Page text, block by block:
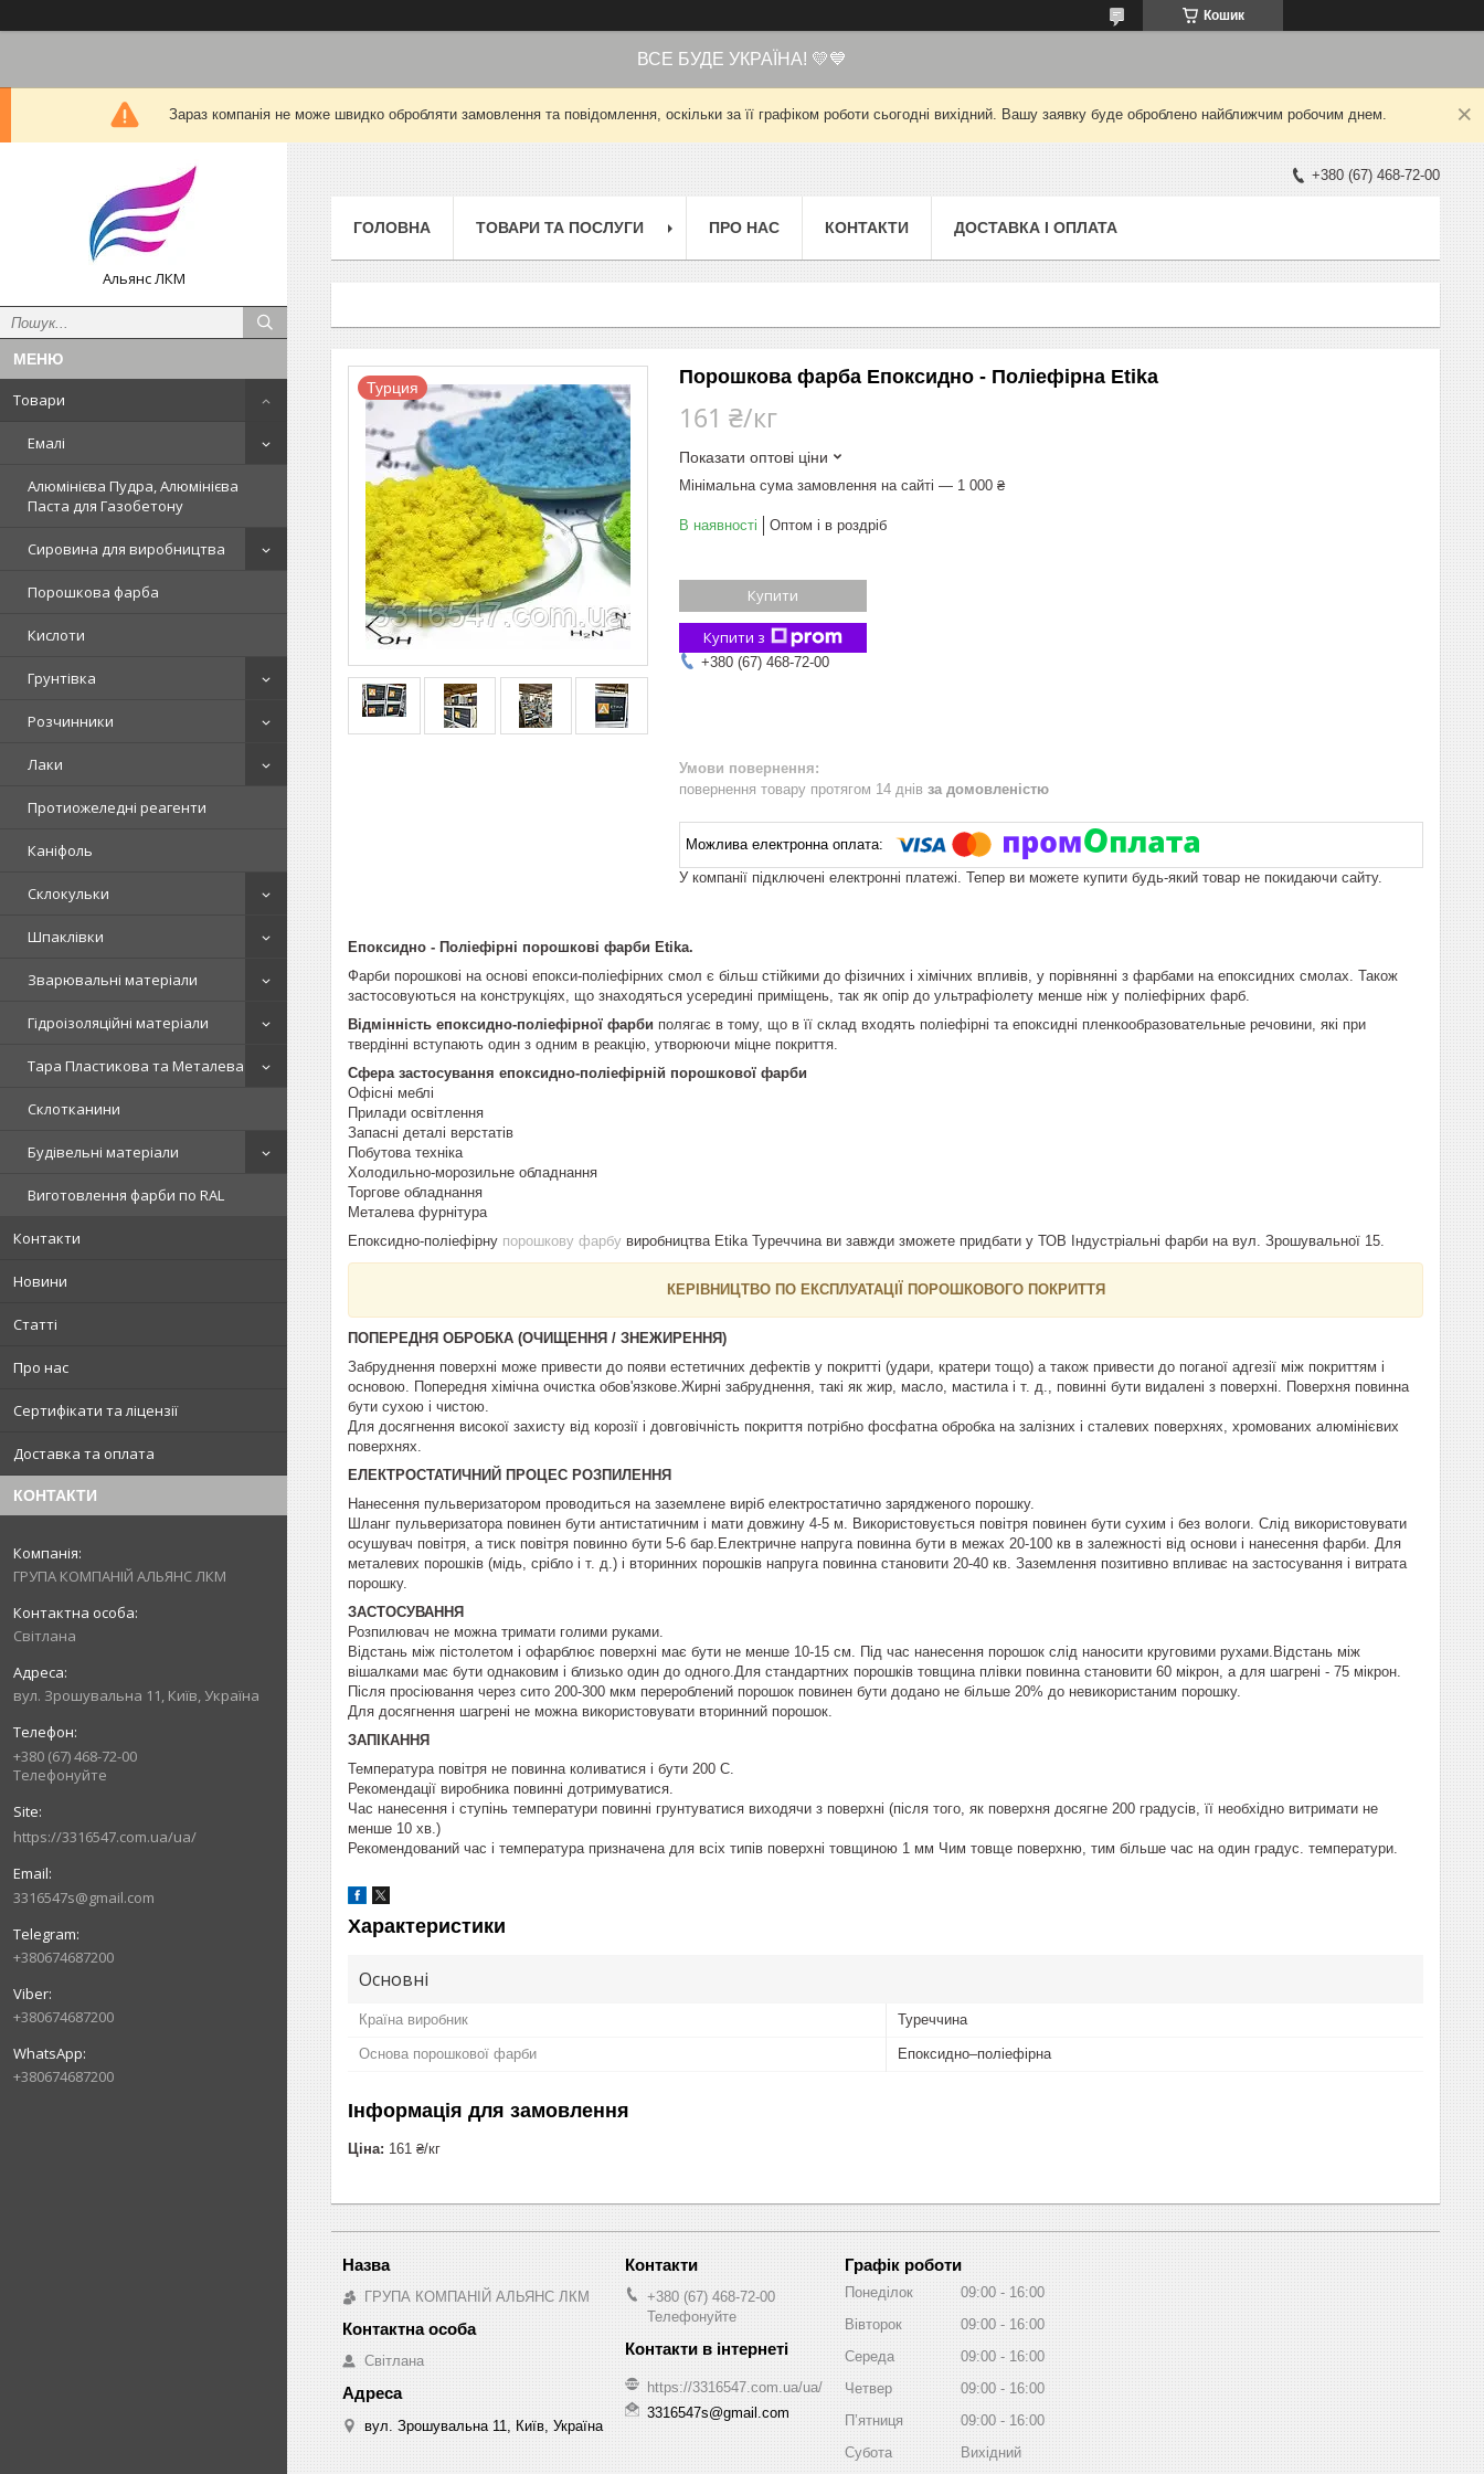
Кошик
ВСЕ БУДЕ УКРАЇНА! 💛💙
Зараз компанія не може швидко обробляти замовлення та повідомлення, оскільки за її графіком роботи сьогодні вихідний. Вашу заявку буде оброблено найближчим робочим днем.
Альянс ЛКМ
Товари
Емалі
Алюмінієва Пудра, Алюмінієва
Паста для Газобетону
Сировина для виробництва
Порошкова фарба
Кислоти
Грунтівка
Розчинники
Лаки
Протиожеледні реагенти
Каніфоль
Склокульки
Шпаклівки
Зварювальні матеріали
Гідроізоляційні матеріали
Тара Пластикова та Металева
Склотканини
Будівельні матеріали
Виготовлення фарби по RAL
Контакти
Новини
Статті
Про нас
Сертифікати та ліцензії
Доставка та оплата
КОНТАКТИ
ГРУПА КОМПАНІЙ АЛЬЯНС ЛКМ
Світлана
вул. Зрошувальна 11, Київ, Україна
+380 (67) 468-72-00
Телефонуйте
https://3316547.com.ua/ua/
3316547s@gmail.com
+380674687200
+380674687200
+380674687200
+380 (67) 468-72-00
ГОЛОВНА ТОВАРИ ТА ПОСЛУГИ ПРО НАС КОНТАКТИ ДОСТАВКА І ОПЛАТА
Турция Порошкова фарба Епоксидно - Поліефірна Etika
161 ₴/кг
Показати оптові ціни
Мінімальна сума замовлення на сайті — 1 000 ₴
В наявності Оптом і в роздріб
Купити
Купити з
+380 (67) 468-72-00
повернення товару протягом 14 днів за домовленістю
У компанії підключені електронні платежі. Тепер ви можете купити будь-який товар не покидаючи сайту.
Епоксидно - Поліефірні порошкові фарби Etika.
Фарби порошкові на основі епокси-поліефірних смол є більш стійкими до фізичних і хімічних впливів, у порівнянні з фарбами на епоксидних смолах. Також
застосовуються на конструкціях, що знаходяться усередині приміщень, так як опір до ультрафіолету менше ніж у поліефірних фарб.
Відмінність епоксидно-поліефірної фарби полягає в тому, що в її склад входять поліефірні та епоксидні пленкообразовательные речовини, які при
твердінні вступають один з одним в реакцію, утворюючи міцне покриття.
Сфера застосування епоксидно-поліефірній порошкової фарби
Офісні меблі
Прилади освітлення
Запасні деталі верстатів
Побутова техніка
Холодильно-морозильне обладнання
Торгове обладнання
Металева фурнітура
Епоксидно-поліефірну порошкову фарбу виробництва Etika Туреччина ви завжди зможете придбати у ТОВ Індустріальні фарби на вул. Зрошувальної 15.
КЕРІВНИЦТВО ПО ЕКСПЛУАТАЦІЇ ПОРОШКОВОГО ПОКРИТТЯ
ПОПЕРЕДНЯ ОБРОБКА (ОЧИЩЕННЯ / ЗНЕЖИРЕННЯ)
Забруднення поверхні може привести до появи естетичних дефектів у покритті (удари, кратери тощо) а також привести до поганої адгезії між покриттям і
основою. Попередня хімічна очистка обов'язкове.Жирні забруднення, такі як жир, масло, мастила і т. д., повинні бути видалені з поверхні. Поверхня повинна
бути сухою і чистою.
Для досягнення високої захисту від корозії і довговічність покриття потрібно фосфатна обробка на залізних і сталевих поверхнях, хромованих алюмінієвих
поверхнях.
ЕЛЕКТРОСТАТИЧНИЙ ПРОЦЕС РОЗПИЛЕННЯ
Нанесення пульверизатором проводиться на заземлене виріб електростатично зарядженого порошку.
Шланг пульверизатора повинен бути антистатичним і мати довжину 4-5 м. Використовується повітря повинен бути сухим і без вологи. Слід використовувати
осушувач повітря, а тиск повітря повинно бути 5-6 бар.Електричне напруга повинна бути в межах 20-100 кв в залежності від основи і нанесення фарби. Для
металевих порошків (мідь, срібло і т. д.) і вторинних порошків напруга повинна становити 20-40 кв. Заземлення позитивно впливає на застосування і витрата
порошку.
ЗАСТОСУВАННЯ
Розпилювач не можна тримати голими руками.
Відстань між пістолетом і офарблює поверхні має бути не менше 10-15 см. Під час нанесення порошок слід наносити круговими рухами.Відстань між
вішалками має бути однаковим і близько один до одного.Для стандартних порошків товщина плівки повинна становити 60 мікрон, а для шагрені - 75 мікрон.
Після просіювання через сито 200-300 мкм перероблений порошок повинен бути додано не більше 20% до невикористаним порошку.
Для досягнення шагрені не можна використовувати вторинний порошок.
ЗАПІКАННЯ
Температура повітря не повинна коливатися і бути 200 С.
Рекомендації виробника повинні дотримуватися.
Час нанесення і ступінь температури повинні грунтуватися виходячи з поверхні (після того, як поверхня досягне 200 градусів, її необхідно витримати не
менше 10 хв.)
Рекомендований час і температура призначена для всіх типів поверхні товщиною 1 мм Чим товще поверхню, тим більше час на один градус. температури.
Характеристики
Основні
Країна виробник Туреччина
Основа порошкової фарби Епоксидно–поліефірна
Інформація для замовлення
Ціна: 161 ₴/кг
ГРУПА КОМПАНІЙ АЛЬЯНС ЛКМ
Світлана
вул. Зрошувальна 11, Київ, Україна
+380 (67) 468-72-00
Телефонуйте
https://3316547.com.ua/ua/
3316547s@gmail.com
Графік роботи
Понеділок 09:00
16:00
Вівторок
09:00
16:00
Середа
09:00
16:00
Четвер
09:00
16:00
Пʼятниця
09:00
16:00
Субота
Вихідний